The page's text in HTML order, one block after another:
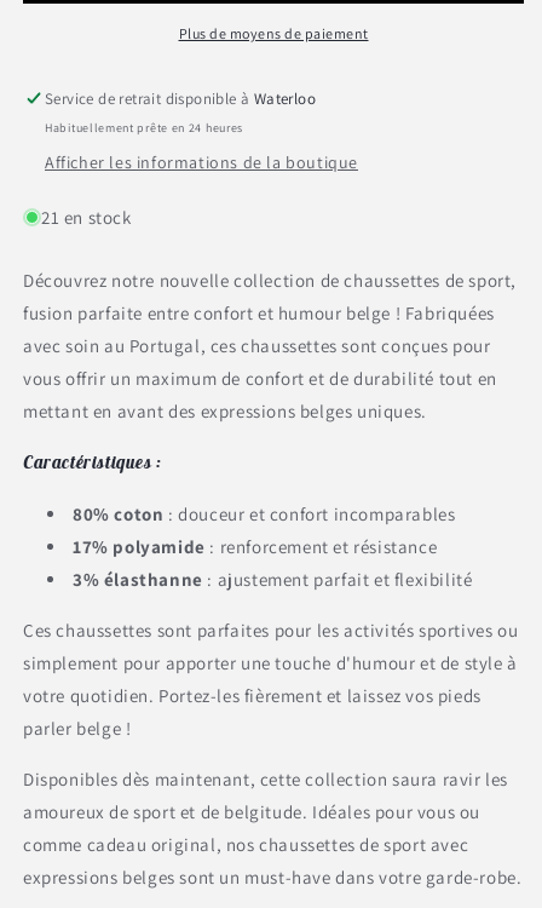
&quot;Peye&quot;&quot;Peye&quot;
36-
Plus de moyens de paiement
Service de retrait disponible à Waterloo
Habituellement prête en 24 heures
Afficher les informations de la boutique
21 en stock
Découvrez notre nouvelle collection de chaussettes de sport,
fusion parfaite entre confort et humour belge ! Fabriquées
avec soin au Portugal, ces chaussettes sont conçues pour
vous offrir un maximum de confort et de durabilité tout en
mettant en avant des expressions belges uniques.
Caractéristiques :
80% coton : douceur et confort incomparables
17% polyamide : renforcement et résistance
3% élasthanne : ajustement parfait et flexibilité
Ces chaussettes sont parfaites pour les activités sportives ou
simplement pour apporter une touche d'humour et de style à
votre quotidien. Portez-les fièrement et laissez vos pieds
parler belge !
Disponibles dès maintenant, cette collection saura ravir les
amoureux de sport et de belgitude. Idéales pour vous ou
comme cadeau original, nos chaussettes de sport avec
expressions belges sont un must-have dans votre garde-robe.